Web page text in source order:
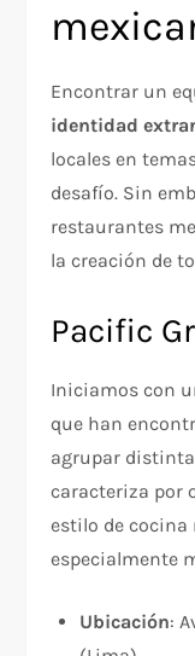
Encontrar un
identidad
locales en
desafío. Sin
restaurantes
la creación de
Pacific
Iniciamos con
que han
agrupar
caracteriza por
estilo de cocina
especialmente
Ubicación: